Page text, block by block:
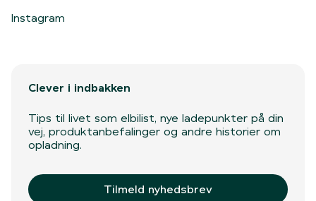
Instagram
Clever i indbakken
Tips til livet som elbilist, nye ladepunkter på din
vej, produktanbefalinger og andre historier om
opladning.
Tilmeld nyhedsbrev